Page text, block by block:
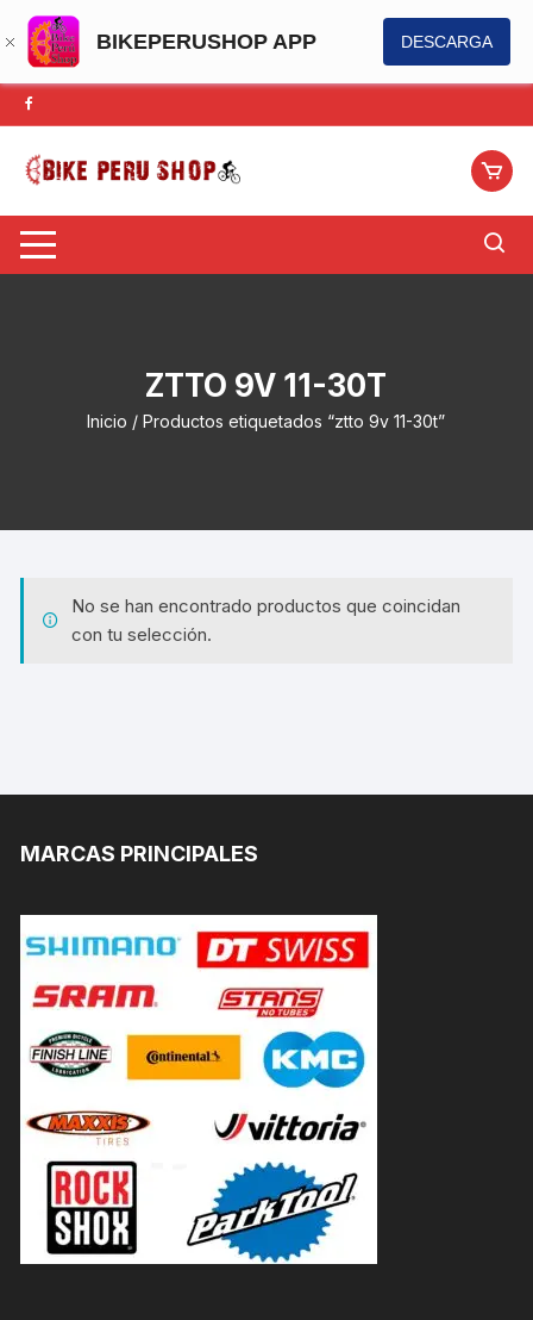
BIKEPERUSHOP APP DESCARGA
Saltar
al
contenido
ZTTO 9V 11-30T
Inicio / Productos etiquetados “ztto 9v 11-30t”
No se han encontrado productos que coincidan
con tu selección.
MARCAS PRINCIPALES